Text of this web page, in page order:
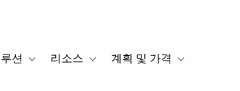
navigation for 고객 스토리
션 Toggle sub-navigation for 솔루션
리소스 Toggle sub-navigation for 리소스
계획 및 가격 Toggle sub-